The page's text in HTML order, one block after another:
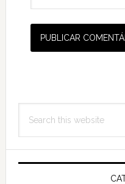
Primary
Sidebar
this